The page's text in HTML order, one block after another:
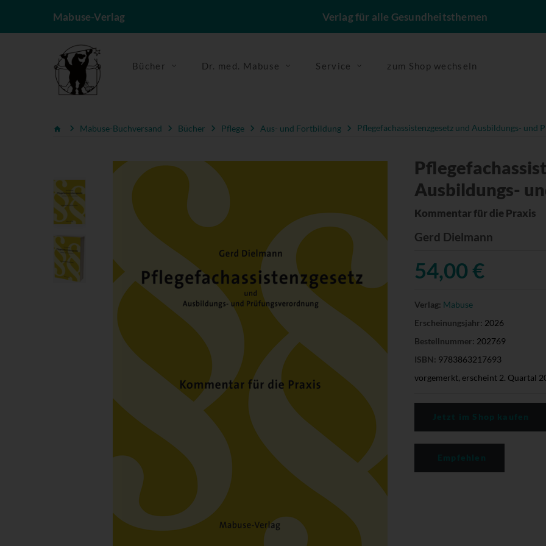
Mabuse-Verlag Verlag für alle Gesundheitsthemen
Bücher Dr. med. Mabuse Service zum Shop wechseln
Mabuse-Buchversand Bücher Pflege Aus- und Fortbildung Pflegefachassistenzgesetz und Ausbildungs- und
Ausbildungs-
Kommentar für die Praxis
Gerd Dielmann
54,00 €
Verlag: Mabuse
Erscheinungsjahr: 2026
Bestellnummer: 202769
ISBN: 9783863217693
vorgemerkt, erscheint 2. Quartal